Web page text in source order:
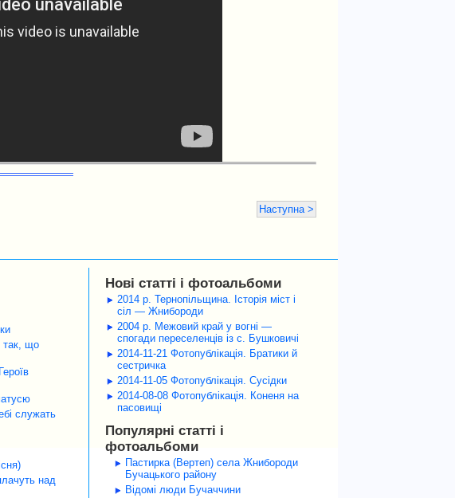
Наступна >
так, що
служать
над
Нові статті і фотоальбоми
2014 р. Тернопільщина. Історія міст і
сіл — Жнибороди
2004 р. Межовий край у вогні —
спогади переселенців із с. Бушковичі
2014-11-21 Фотопублікація. Братики й
сестричка
2014-11-05 Фотопублікація. Сусідки
2014-08-08 Фотопублікація. Коненя на
пасовищі
Популярні статті і
фотоальбоми
Пастирка (Вертеп) села Жнибороди
Бучацького району
Відомі люди Бучаччини